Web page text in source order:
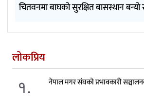
चितवनमा बाघको सुरक्षित बासस्थान बन्यो
लोकप्रिय
१. नेपाल मगर संघको प्रभावकारी